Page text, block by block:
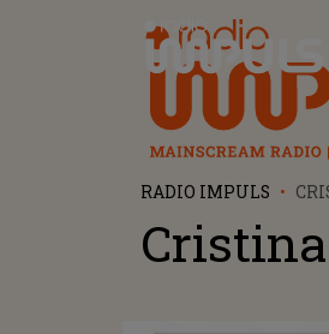
Radio Impuls
RADIO IMPULS